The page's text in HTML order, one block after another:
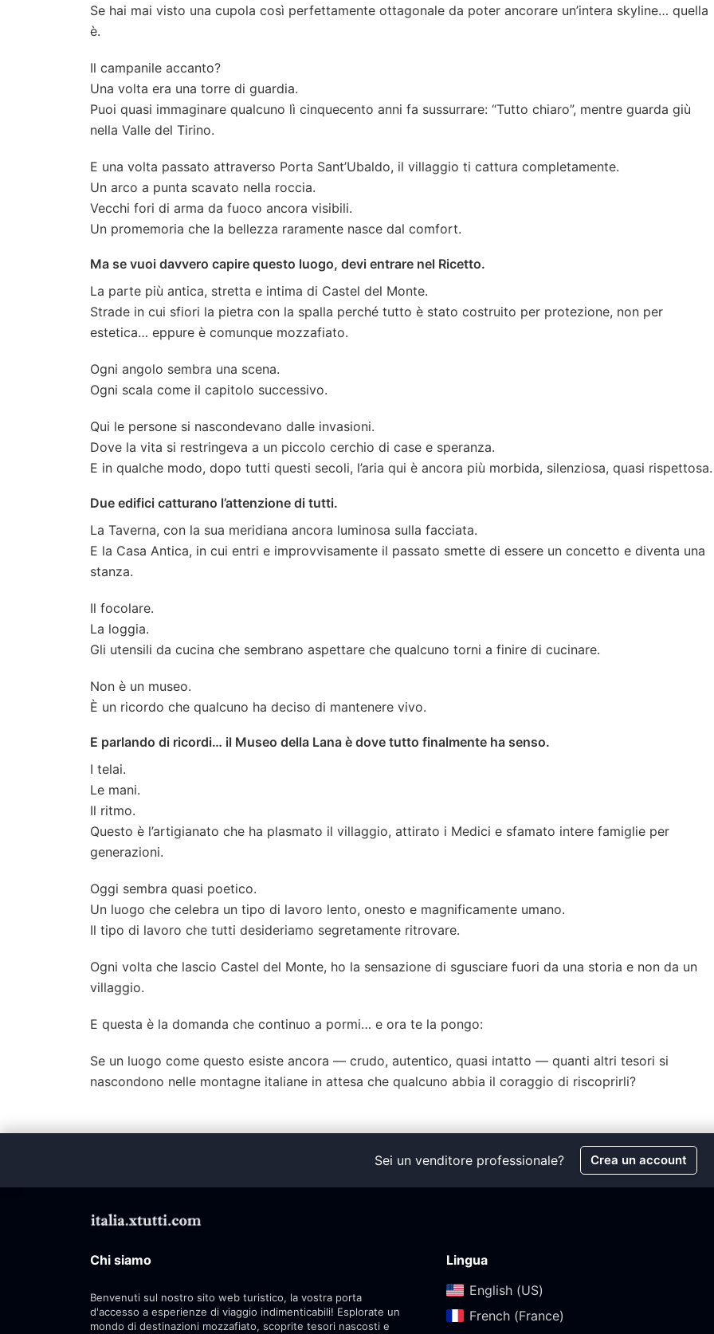
Se hai mai visto una cupola così perfettamente ottagonale da poter ancorare un’intera skyline… quella
è.
Il campanile accanto?
Una volta era una torre di guardia.
Puoi quasi immaginare qualcuno lì cinquecento anni fa sussurrare: “Tutto chiaro”, mentre guarda giù
nella Valle del Tirino.
E una volta passato attraverso Porta Sant’Ubaldo, il villaggio ti cattura completamente.
Un arco a punta scavato nella roccia.
Vecchi fori di arma da fuoco ancora visibili.
Un promemoria che la bellezza raramente nasce dal comfort.
Ma se vuoi davvero capire questo luogo, devi entrare nel Ricetto.
La parte più antica, stretta e intima di Castel del Monte.
Strade in cui sfiori la pietra con la spalla perché tutto è stato costruito per protezione, non per
estetica… eppure è comunque mozzafiato.
Ogni angolo sembra una scena.
Ogni scala come il capitolo successivo.
Qui le persone si nascondevano dalle invasioni.
Dove la vita si restringeva a un piccolo cerchio di case e speranza.
E in qualche modo, dopo tutti questi secoli, l’aria qui è ancora più morbida, silenziosa, quasi rispettosa.
Due edifici catturano l’attenzione di tutti.
La Taverna, con la sua meridiana ancora luminosa sulla facciata.
E la Casa Antica, in cui entri e improvvisamente il passato smette di essere un concetto e diventa una
stanza.
Il focolare.
La loggia.
Gli utensili da cucina che sembrano aspettare che qualcuno torni a finire di cucinare.
Non è un museo.
È un ricordo che qualcuno ha deciso di mantenere vivo.
E parlando di ricordi… il Museo della Lana è dove tutto finalmente ha senso.
I telai.
Le mani.
Il ritmo.
Questo è l’artigianato che ha plasmato il villaggio, attirato i Medici e sfamato intere famiglie per
generazioni.
Oggi sembra quasi poetico.
Un luogo che celebra un tipo di lavoro lento, onesto e magnificamente umano.
Il tipo di lavoro che tutti desideriamo segretamente ritrovare.
Ogni volta che lascio Castel del Monte, ho la sensazione di sgusciare fuori da una storia e non da un
villaggio.
E questa è la domanda che continuo a pormi… e ora te la pongo:
Se un luogo come questo esiste ancora — crudo, autentico, quasi intatto — quanti altri tesori si
nascondono nelle montagne italiane in attesa che qualcuno abbia il coraggio di riscoprirli?
Sei un venditore professionale? Crea un account
Chi siamo
Benvenuti sul nostro sito web turistico, la vostra porta
d'accesso a esperienze di viaggio indimenticabili! Esplorate un
mondo di destinazioni mozzafiato, scoprite tesori nascosti e
Lingua
English (US)‎
French (France)‎